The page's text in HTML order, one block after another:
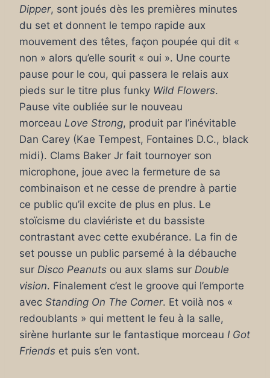
Dipper, sont joués dès les premières minutes
du set et donnent le tempo rapide aux
mouvement des têtes, façon poupée qui dit «
non » alors qu’elle sourit « oui ». Une courte
pause pour le cou, qui passera le relais aux
pieds sur le titre plus funky Wild Flowers.
Pause vite oubliée sur le nouveau
morceau Love Strong, produit par l’inévitable
Dan Carey (Kae Tempest, Fontaines D.C., black
midi). Clams Baker Jr fait tournoyer son
microphone, joue avec la fermeture de sa
combinaison et ne cesse de prendre à partie
ce public qu’il excite de plus en plus. Le
stoïcisme du claviériste et du bassiste
contrastant avec cette exubérance. La fin de
set pousse un public parsemé à la débauche
sur Disco Peanuts ou aux slams sur Double
vision. Finalement c’est le groove qui l’emporte
avec Standing On The Corner. Et voilà nos «
redoublants » qui mettent le feu à la salle,
sirène hurlante sur le fantastique morceau I Got
Friends et puis s’en vont.